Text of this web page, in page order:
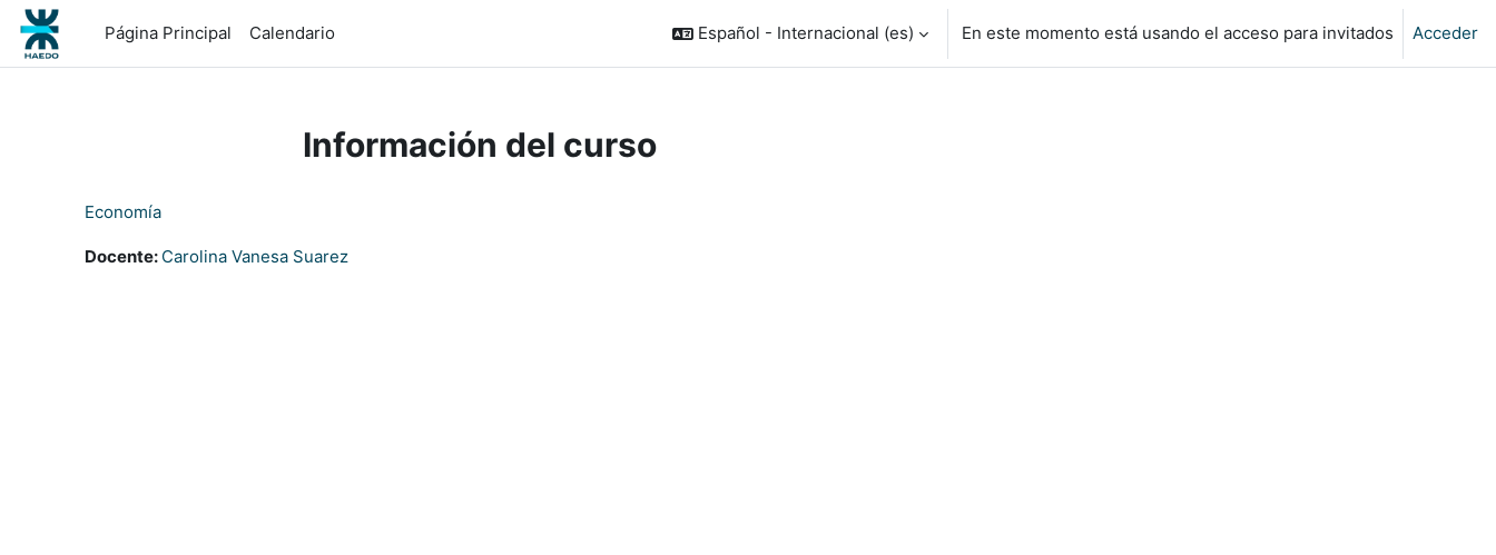
Salta al contenido principal
Página Principal
Calendario Español - Internacional ‎(es)‎ En este momento está usando el acceso para invitados Acceder
Información del curso
Economía
Docente: Carolina Vanesa Suarez